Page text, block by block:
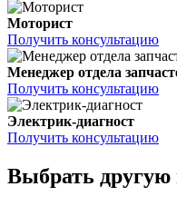
Моторист
Получить консультацию
Менеджер отдела
Получить консультацию
Электрик-диагност
Получить консультацию
Выбрать другую